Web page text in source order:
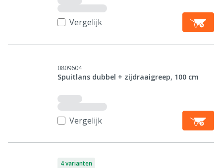
Vergelijk
0809604
Spuitlans dubbel + zijdraaigreep, 100 cm
Vergelijk
4 varianten